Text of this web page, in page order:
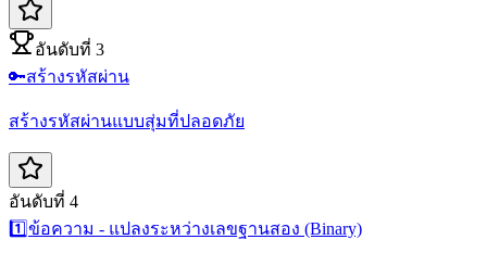
อันดับที่ 3
🔑สร้างรหัสผ่าน
สร้างรหัสผ่านแบบสุ่มที่ปลอดภัย
อันดับที่ 4
1️⃣ข้อความ - แปลงระหว่างเลขฐานสอง (Binary)